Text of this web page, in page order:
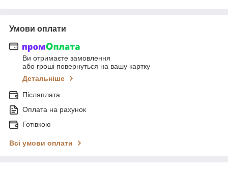
Умови оплати
Ви отримаєте замовлення
або гроші повернуться на вашу картку
Детальніше
Післяплата
Оплата на рахунок
Готівкою
Всі умови оплати